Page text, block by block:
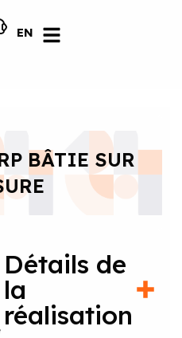
EN
BÂTIE SUR
Détails de
la
réalisation